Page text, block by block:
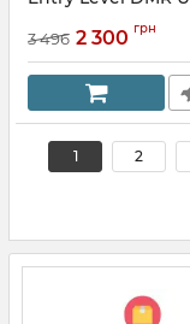
Digital Radio
3 496 2 300 грн
1 2